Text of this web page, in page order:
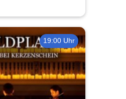
19:00 Uhr